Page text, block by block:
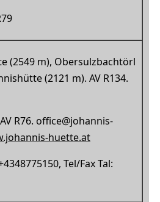
(2549 m), Obersulzbachtörl
(2121 m). AV R134.
R76. office@johannis-
huette.at
Tel/Fax Tal: